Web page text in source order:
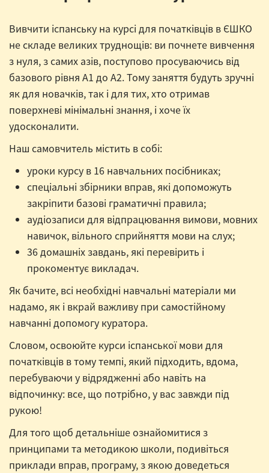
Вивчити іспанську на курсі для початківців в ЄШКО
не складе великих труднощів: ви почнете вивчення
з нуля, з самих азів, поступово просуваючись від
базового рівня А1 до А2. Тому заняття будуть зручні
як для новачків, так і для тих, хто отримав
поверхневі мінімальні знання, і хоче їх
удосконалити.
Наш самовчитель містить в собі:
уроки курсу в 16 навчальних посібниках;
спеціальні збірники вправ, які допоможуть
закріпити базові граматичні правила;
аудіозаписи для відпрацювання вимови, мовних
навичок, вільного сприйняття мови на слух;
36 домашніх завдань, які перевірить і
прокоментує викладач.
Як бачите, всі необхідні навчальні матеріали ми
надамо, як і вкрай важливу при самостійному
навчанні допомогу куратора.
Словом, освоюйте курси іспанської мови для
початківців в тому темпі, який підходить, вдома,
перебуваючи у відрядженні або навіть на
відпочинку: все, що потрібно, у вас завжди під
рукою!
Для того щоб детальніше ознайомитися з
принципами та методикою школи, подивіться
приклади вправ, програму, з якою доведеться